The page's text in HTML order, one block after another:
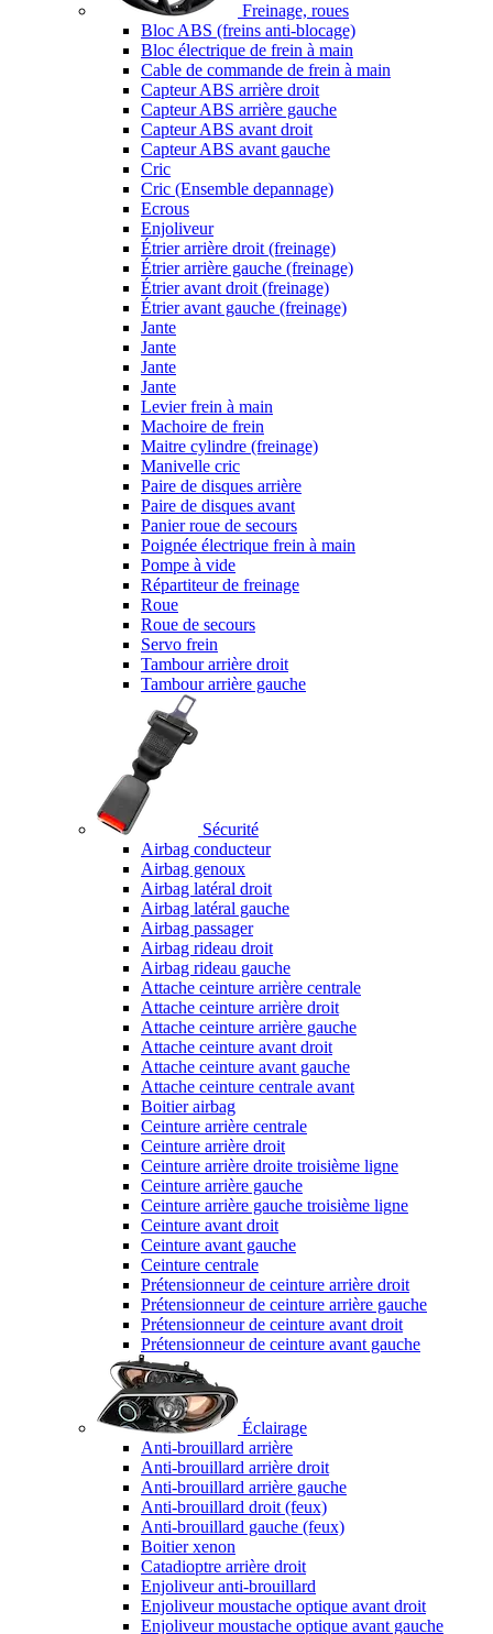
Freinage, roues
Bloc ABS (freins anti-blocage)
Bloc électrique de frein à main
Cable de commande de frein à main
Capteur ABS arrière droit
Capteur ABS arrière gauche
Capteur ABS avant droit
Capteur ABS avant gauche
Cric
Cric (Ensemble depannage)
Ecrous
Enjoliveur
Étrier arrière droit (freinage)
Étrier arrière gauche (freinage)
Étrier avant droit (freinage)
Étrier avant gauche (freinage)
Jante
Jante
Jante
Jante
Levier frein à main
Machoire de frein
Maitre cylindre (freinage)
Manivelle cric
Paire de disques arrière
Paire de disques avant
Panier roue de secours
Poignée électrique frein à main
Pompe à vide
Répartiteur de freinage
Roue
Roue de secours
Servo frein
Tambour arrière droit
Tambour arrière gauche
Sécurité
Airbag conducteur
Airbag genoux
Airbag latéral droit
Airbag latéral gauche
Airbag passager
Airbag rideau droit
Airbag rideau gauche
Attache ceinture arrière centrale
Attache ceinture arrière droit
Attache ceinture arrière gauche
Attache ceinture avant droit
Attache ceinture avant gauche
Attache ceinture centrale avant
Boitier airbag
Ceinture arrière centrale
Ceinture arrière droit
Ceinture arrière droite troisième ligne
Ceinture arrière gauche
Ceinture arrière gauche troisième ligne
Ceinture avant droit
Ceinture avant gauche
Ceinture centrale
Prétensionneur de ceinture arrière droit
Prétensionneur de ceinture arrière gauche
Prétensionneur de ceinture avant droit
Prétensionneur de ceinture avant gauche
Éclairage
Anti-brouillard arrière
Anti-brouillard arrière droit
Anti-brouillard arrière gauche
Anti-brouillard droit (feux)
Anti-brouillard gauche (feux)
Boitier xenon
Catadioptre arrière droit
Enjoliveur anti-brouillard
Enjoliveur moustache optique avant droit
Enjoliveur moustache optique avant gauche